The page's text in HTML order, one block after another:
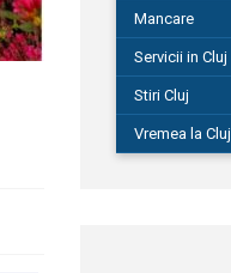
Mancare
Servicii in Cluj
Stiri Cluj
Vremea la Cluj